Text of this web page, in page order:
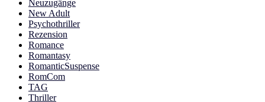
Neuzugänge
New Adult
Psychothriller
Rezension
Romance
Romantasy
RomanticSuspense
RomCom
TAG
Thriller